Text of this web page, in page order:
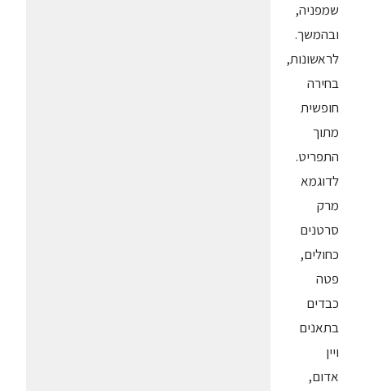
שמפניה,
ובהמשך.
לראשונות,
בחירה
חופשית
מתוך
התפריט.
לדוגמא
מרק
סרטנים
כחולים,
פטה
כבדים
בתאנים
ויין
אדום,